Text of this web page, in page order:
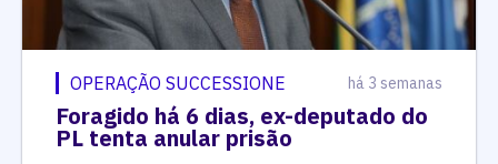
OPERAÇÃO SUCCESSIONE há 3 semanas
Foragido há 6 dias, ex-deputado do
PL tenta anular prisão